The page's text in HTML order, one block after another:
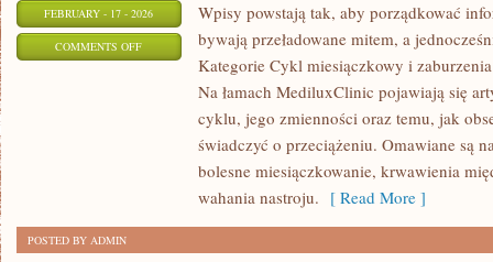
FEBRUARY - 17 - 2026
COMMENTS OFFON
PROFILAKTYKA
KONTROLNE
Wpisy powstają tak, aby porządkować
bywają przeładowane mitem, a
Kategorie Cykl miesiączkowy i
Na łamach MediluxClinic pojawiają się
cyklu, jego zmienności oraz temu, jak
świadczyć o przeciążeniu. Omawiane są
bolesne miesiączkowanie, krwawienia
wahania nastroju. [ Read More ]
POSTED BY ADMIN